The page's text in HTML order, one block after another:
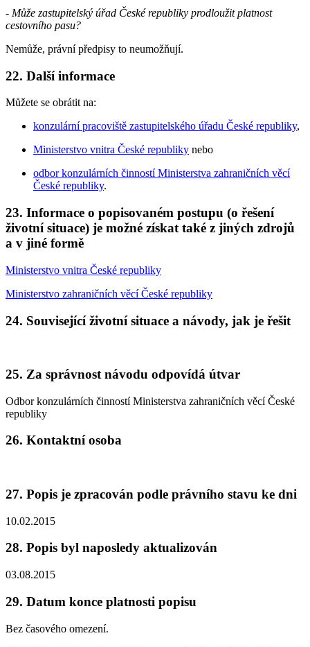
- Může zastupitelský úřad České republiky prodloužit platnost
cestovního pasu?
Nemůže, právní předpisy to neumožňují.
22. Další informace
Můžete se obrátit na:
konzulární pracoviště zastupitelského úřadu České republiky,
Ministerstvo vnitra České republiky nebo
odbor konzulárních činností Ministerstva zahraničních věcí
České republiky.
23. Informace o popisovaném postupu (o řešení
životní situace) je možné získat také z jiných zdrojů
a v jiné formě
Ministerstvo vnitra České republiky
Ministerstvo zahraničních věcí České republiky
24. Související životní situace a návody, jak je řešit
25. Za správnost návodu odpovídá útvar
Odbor konzulárních činností Ministerstva zahraničních věcí České
republiky
26. Kontaktní osoba
27. Popis je zpracován podle právního stavu ke dni
10.02.2015
28. Popis byl naposledy aktualizován
03.08.2015
29. Datum konce platnosti popisu
Bez časového omezení.